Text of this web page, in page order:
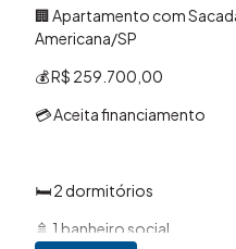
🏢 Apartamento com
Americana/SP
💰 R$ 259.700,00
💳 Aceita financiamento
🛏️ 2 dormitórios
🚿 1 banheiro social